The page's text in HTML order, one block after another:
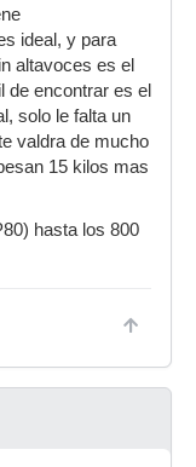
ideal, y para
altavoces es el
de encontrar es el
solo le falta un
valdra de mucho
15 kilos mas
hasta los 800